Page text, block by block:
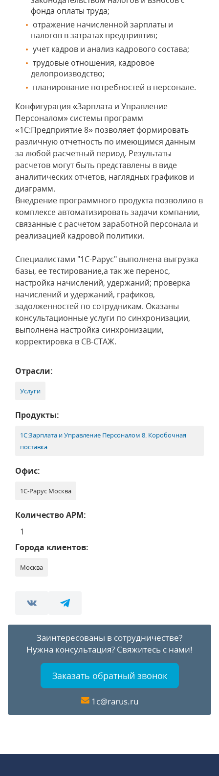
фонда оплаты труда;
отражение начисленной зарплаты и
налогов в затратах предприятия;
учет кадров и анализ кадрового состава;
трудовые отношения, кадровое
делопроизводство;
планирование потребностей в персонале.
Конфигурация «Зарплата и Управление
Персоналом» системы программ
«1С:Предприятие 8» позволяет формировать
различную отчетность по имеющимся данным
за любой расчетный период. Результаты
расчетов могут быть представлены в виде
аналитических отчетов, наглядных графиков и
диаграмм.
Внедрение программного продукта позволило в
комплексе автоматизировать задачи компании,
связанные с расчетом заработной персонала и
реализацией кадровой политики.
Специалистами "1С-Рарус" выполнена выгрузка
базы, ее тестирование,а так же перенос,
настройка начислений, удержаний; проверка
начислений и удержаний, графиков,
задолженностей по сотрудникам. Оказаны
консультационные услуги по синхронизации,
выполнена настройка синхронизации,
корректировка в СВ-СТАЖ.
Отрасли:
Услуги
Продукты:
1С:Зарплата и Управление Персоналом 8. Коробочная
поставка
Офис:
1С-Рарус Москва
Количество АРМ:
1
Города клиентов:
Москва
Заинтересованы в сотрудничестве?
Нужна консультация? Свяжитесь с нами!
Заказать обратный звонок
1c@rarus.ru